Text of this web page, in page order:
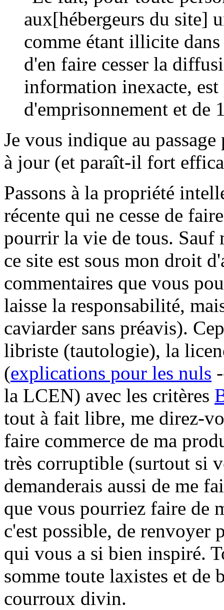
aux[hébergeurs du site]
comme étant illicite
d'en faire cesser la
information inexacte,
d'emprisonnement et de
Je vous indique au
à jour (et paraît-il fort
Passons à la propriété
récente qui ne cesse de
pourrir la vie de tous. Sauf
ce site est sous mon droit
commentaires que vous
laisse la responsabilité,
caviarder sans préavis).
libriste (tautologie), la
(explications pour les nuls
la LCEN) avec les critères
tout à fait libre, me direz-
faire commerce de ma
très corruptible (surtout si
demanderais aussi de me
que vous pourriez faire de
c'est possible, de renvoyer
qui vous a si bien inspiré.
somme toute laxistes et de
courroux divin.